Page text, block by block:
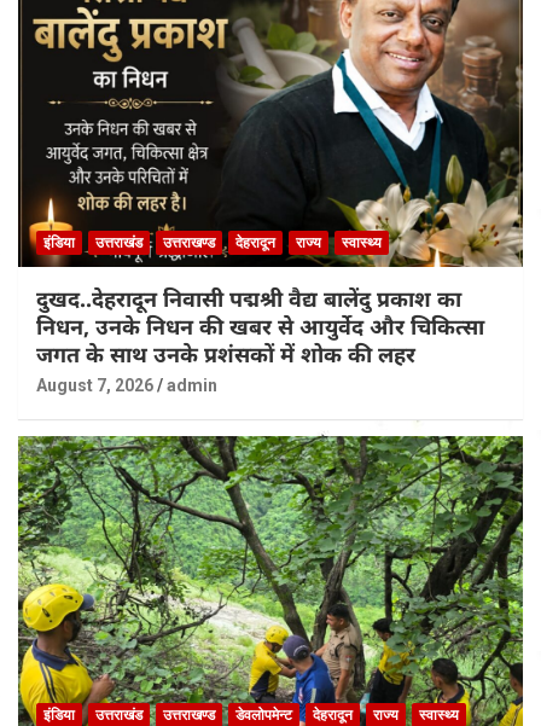
इंडिया उत्तराखंड उत्तराखण्ड देहरादून राज्य स्वास्थ्य
दुखद..देहरादून निवासी पद्मश्री वैद्य बालेंदु प्रकाश का
निधन, उनके निधन की खबर से आयुर्वेद और चिकित्सा
जगत के साथ उनके प्रशंसकों में शोक की लहर
August 7, 2026 admin
इंडिया उत्तराखंड उत्तराखण्ड डेवलोपमेन्ट देहरादून राज्य स्वास्थ्य